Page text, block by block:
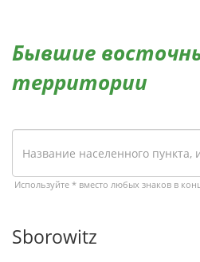
Бывшие
территории
Используйте * вместо любых знаков в
Sborowitz